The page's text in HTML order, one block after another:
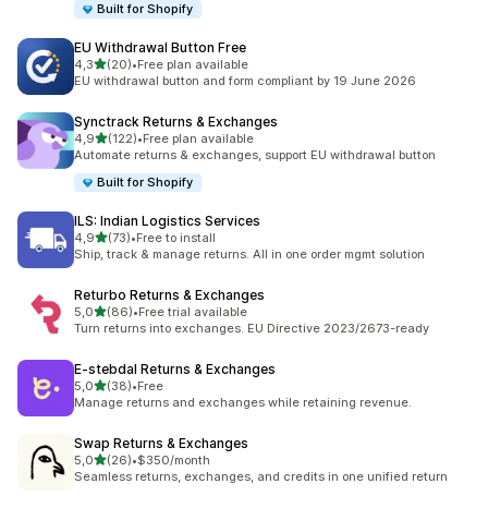
Built for Shopify
EU Withdrawal Button Free
4,35 yıldız üzerinden
(20)
toplam 20 değerlendirme
•Free plan available
EU withdrawal button and form compliant by 19 June 2026
Synctrack Returns & Exchanges
4,95 yıldız üzerinden
(122)
toplam 122 değerlendirme
•Free plan available
Automate returns & exchanges, support EU withdrawal button
Built for Shopify
ILS: Indian Logistics Services
4,95 yıldız üzerinden
(73)
toplam 73 değerlendirme
•Free to install
Ship, track & manage returns. All in one order mgmt solution
Returbo Returns & Exchanges
5,05 yıldız üzerinden
(86)
toplam 86 değerlendirme
•Free trial available
Turn returns into exchanges. EU Directive 2023/2673-ready
E‑stebdal Returns & Exchanges
5,05 yıldız üzerinden
(38)
toplam 38 değerlendirme
•Free
Manage returns and exchanges while retaining revenue.
Swap Returns & Exchanges
5,05 yıldız üzerinden
(26)
toplam 26 değerlendirme
•$350/month
Seamless returns, exchanges, and credits in one unified return